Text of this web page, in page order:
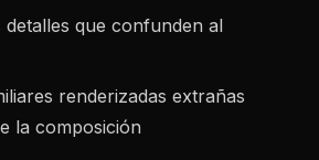
detalles que confunden al
renderizadas extrañas
la composición